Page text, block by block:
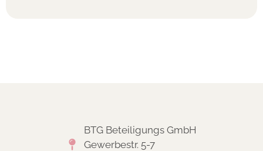
BTG Beteiligungs GmbH
Gewerbestr. 5-7